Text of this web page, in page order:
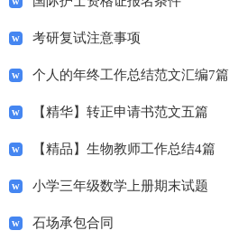
考研复试注意事项
个人的年终工作总结范文汇编7篇
【精华】转正申请书范文五篇
【精品】生物教师工作总结4篇
小学三年级数学上册期末试题
石场承包合同